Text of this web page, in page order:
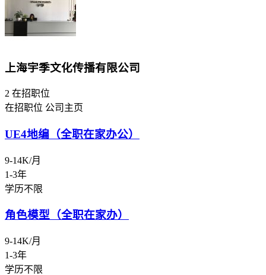
上海宇季文化传播有限公司
2 在招职位
在招职位 公司主页
UE4地编（全职在家办公）
9-14K/月
1-3年
学历不限
角色模型（全职在家办）
9-14K/月
1-3年
学历不限